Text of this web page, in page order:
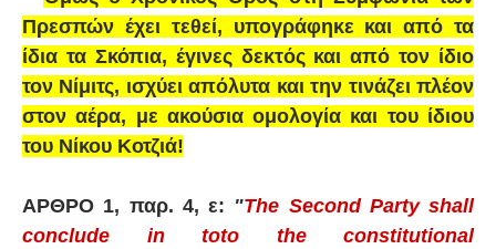
Πρεσπών έχει τεθεί, υπογράφηκε και από τα
ίδια τα Σκόπια, έγινες δεκτός και από τον ίδιο
τον Νίμιτς, ισχύει απόλυτα και την τινάζει πλέον
στον αέρα, με ακούσια ομολογία και του ίδιου
του Νίκου Κοτζιά!
ΑΡΘΡΟ 1, παρ. 4, ε: "The Second Party shall
conclude in toto the constitutional